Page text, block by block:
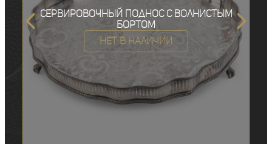
Сервировочный поднос с волнистым
бортом
Нет в наличии